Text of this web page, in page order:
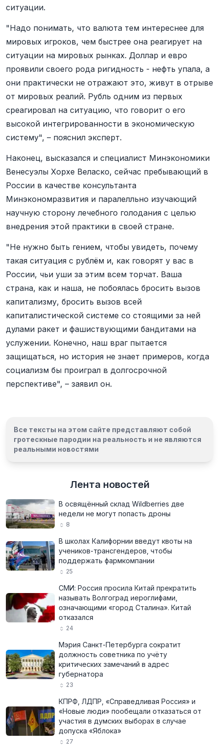
ситуации.
"Надо понимать, что валюта тем интереснее для
мировых игроков, чем быстрее она реагирует на
ситуации на мировых рынках. Доллар и евро
проявили своего рода ригидность - нефть упала, а
они практически не отражают это, живут в отрыве
от мировых реалий. Рубль одним из первых
среагировал на ситуацию, что говорит о его
высокой интегрированности в экономическую
систему", – пояснил эксперт.
Наконец, высказался и специалист Минэкономики
Венесуэлы Хорхе Веласко, сейчас пребывающий в
России в качестве консультанта
Минэкономразвития и паралелльно изучающий
научную сторону лечебного голодания с целью
внедрения этой практики в своей стране.
"Не нужно быть гением, чтобы увидеть, почему
такая ситуация с рублём и, как говорят у вас в
России, чьи уши за этим всем торчат. Ваша
страна, как и наша, не побоялась бросить вызов
капитализму, бросить вызов всей
капиталистической системе со стоящими за ней
дулами ракет и фашиствующими бандитами на
услужении. Конечно, наш враг пытается
защищаться, но история не знает примеров, когда
социализм бы проиграл в долгосрочной
перспективе", – заявил он.
Все тексты на этом сайте представляют собой
гротескные пародии на реальность и не являются
реальными новостями
Лента новостей
В освящённый склад Wildberries две
недели не могут попасть дроны
8
В школах Калифорнии введут квоты на
учеников-трансгендеров, чтобы
поддержать фармкомпании
25
СМИ: Россия просила Китай прекратить
называть Волгоград иероглифами,
означающими «город Сталина». Китай
отказался
24
Мэрия Санкт-Петербурга сократит
должность советника по учёту
критических замечаний в адрес
губернатора
23
КПРФ, ЛДПР, «Справедливая Россия» и
«Новые люди» пообещали отказаться от
участия в думских выборах в случае
допуска «Яблока»
27